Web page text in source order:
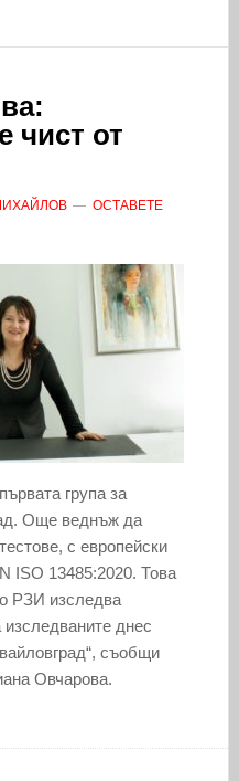
чист от
ОСТАВЕТЕ
група за
Още веднъж да
с европейски
ISO 13485:2020. Това
РЗИ изследва
днес
съобщи
Овчарова.